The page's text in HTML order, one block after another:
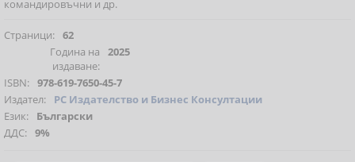
командировъчни и др.
Страници: 62
Година на
издаване:
2025
ISBN: 978-619-7650-45-7
Издател:
РС Издателство и Бизнес Консултации
Език:
Български
ДДС: 9%